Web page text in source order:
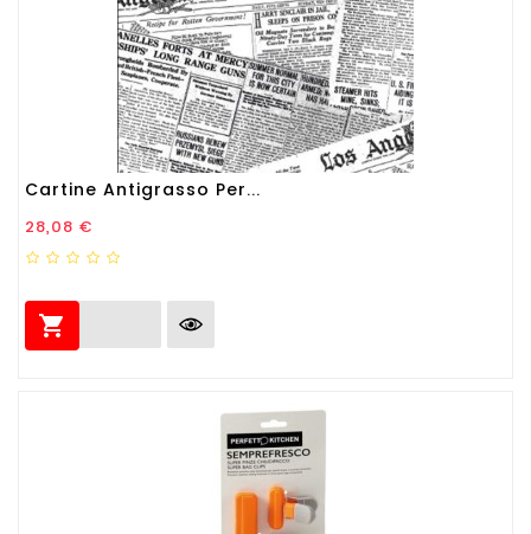
Cartine Antigrasso Per...
Prezzo
28,08 €
